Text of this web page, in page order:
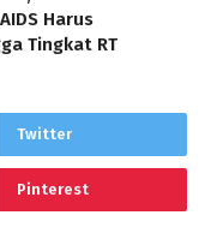
Harus
Tingkat RT
Twitter
Pinterest